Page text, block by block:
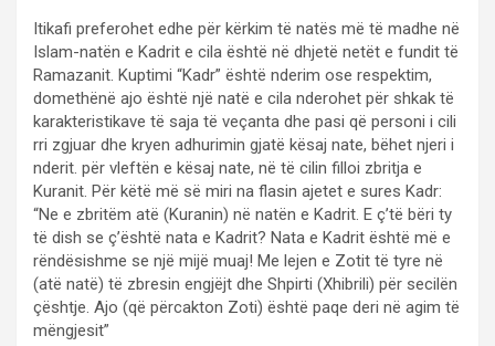
Itikafi preferohet edhe për kërkim të natës më të madhe në
Islam-natën e Kadrit e cila është në dhjetë netët e fundit të
Ramazanit. Kuptimi “Kadr” është nderim ose respektim,
domethënë ajo është një natë e cila nderohet për shkak të
karakteristikave të saja të veçanta dhe pasi që personi i cili
rri zgjuar dhe kryen adhurimin gjatë kësaj nate, bëhet njeri i
nderit. për vleftën e kësaj nate, në të cilin filloi zbritja e
Kuranit. Për këtë më së miri na flasin ajetet e sures Kadr:
“Ne e zbritëm atë (Kuranin) në natën e Kadrit. E ç’të bëri ty
të dish se ç’është nata e Kadrit? Nata e Kadrit është më e
rëndësishme se një mijë muaj! Me lejen e Zotit të tyre në
(atë natë) të zbresin engjëjt dhe Shpirti (Xhibrili) për secilën
çështje. Ajo (që përcakton Zoti) është paqe deri në agim të
mëngjesit”